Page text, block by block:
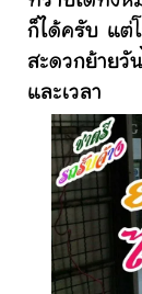
ก็ได้ครับ แต่โ
สะดวกย้ายวั
และเวลา